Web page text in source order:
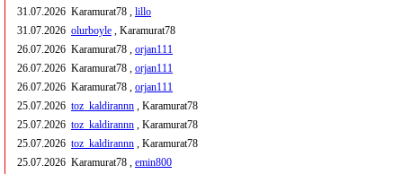
31.07.2026 Karamurat78 , lillo
31.07.2026 olurboyle , Karamurat78
26.07.2026 Karamurat78 , orjan111
26.07.2026 Karamurat78 , orjan111
26.07.2026 Karamurat78 , orjan111
25.07.2026 toz_kaldirannn , Karamurat78
25.07.2026 toz_kaldirannn , Karamurat78
25.07.2026 toz_kaldirannn , Karamurat78
25.07.2026 Karamurat78 , emin800